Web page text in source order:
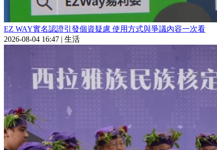
EZ WAY實名認證引發個資疑慮 使用方式與爭議內容一次看
2026-08-04 16:47 | 生活